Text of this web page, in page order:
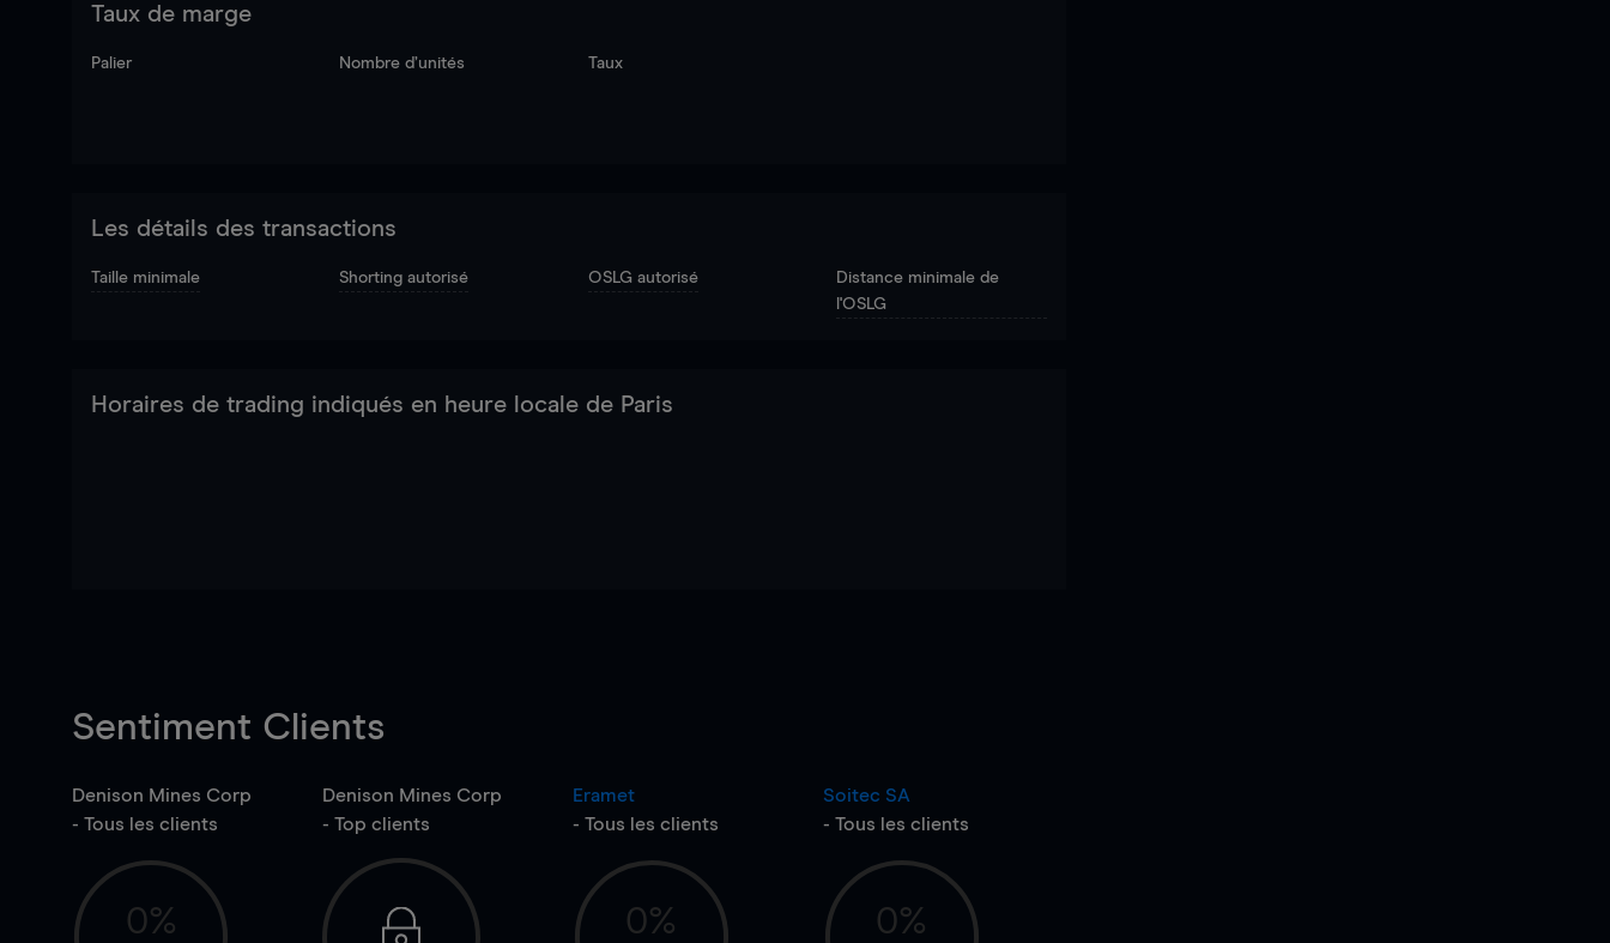
Taux de marge
Palier Nombre d’unités Taux
Les détails des transactions
Taille minimale Shorting autorisé OSLG autorisé
Distance minimale de
l'OSLG
Horaires de trading indiqués en heure locale de Paris
Sentiment Clients
Denison Mines Corp
- Tous les clients
0%
Denison Mines Corp
- Top clients
Eramet
- Tous les clients
0%
Soitec SA
- Tous les clients
0%